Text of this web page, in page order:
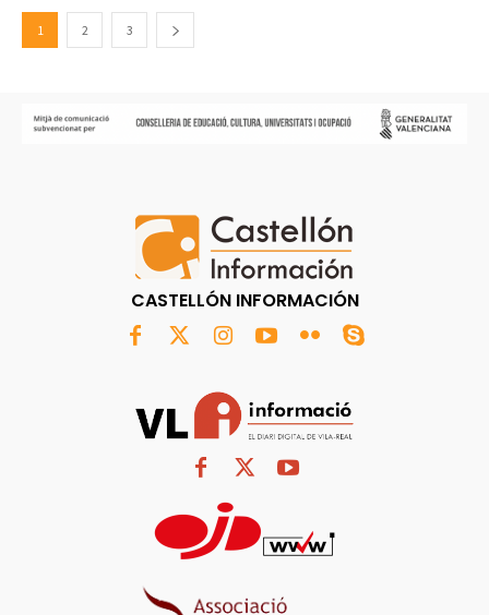
1 2 3
CASTELLÓN INFORMACIÓN